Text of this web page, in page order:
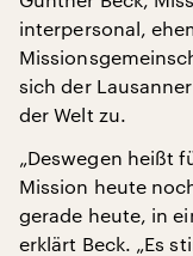
interpersonal,
sich der
der Welt zu.
„Deswegen heißt
Mission heute
gerade heute, in
erklärt Beck. „Es